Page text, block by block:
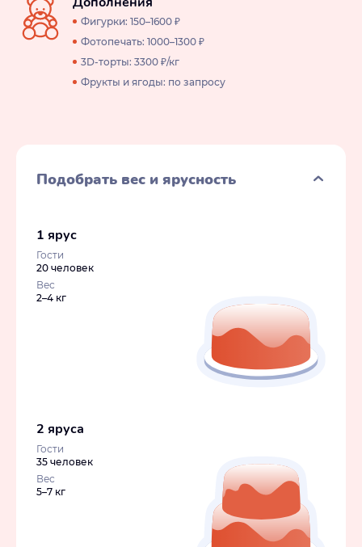
Фигурки: 150–1600 ₽
Фотопечать: 1000–1300 ₽
3D-торты: 3300 ₽/кг
Фрукты и ягоды: по запросу
Подобрать вес и ярусность
1 ярус
Гости
20 человек
Вес
2–4 кг
2 яруса
Гости
35 человек
Вес
5–7 кг